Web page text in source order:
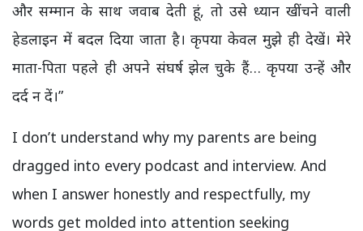
और सम्मान के साथ जवाब देती हूं, तो उसे ध्यान खींचने वाली
हेडलाइन में बदल दिया जाता है। कृपया केवल मुझे ही देखें। मेरे
माता-पिता पहले ही अपने संघर्ष झेल चुके हैं… कृपया उन्हें और
दर्द न दें।”
I don’t understand why my parents are being
dragged into every podcast and interview. And
when I answer honestly and respectfully, my
words get molded into attention seeking